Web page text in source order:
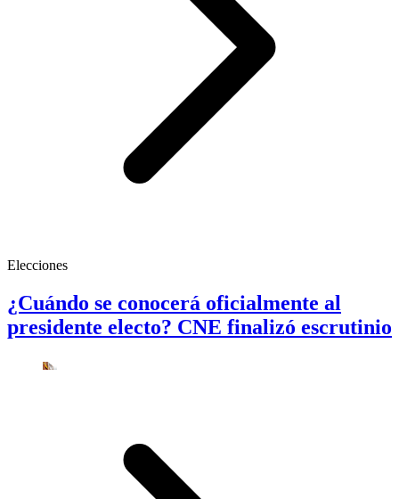
Elecciones
¿Cuándo se conocerá oficialmente al
presidente electo? CNE finalizó escrutinio